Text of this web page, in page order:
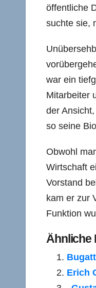
öffentliche
suchte sie,
war ein
Mitarbeiter
der
so seine
Obwohl
Wirtschaft
Vorstand
kam er zur
Funktion
Ähnliche
Erich